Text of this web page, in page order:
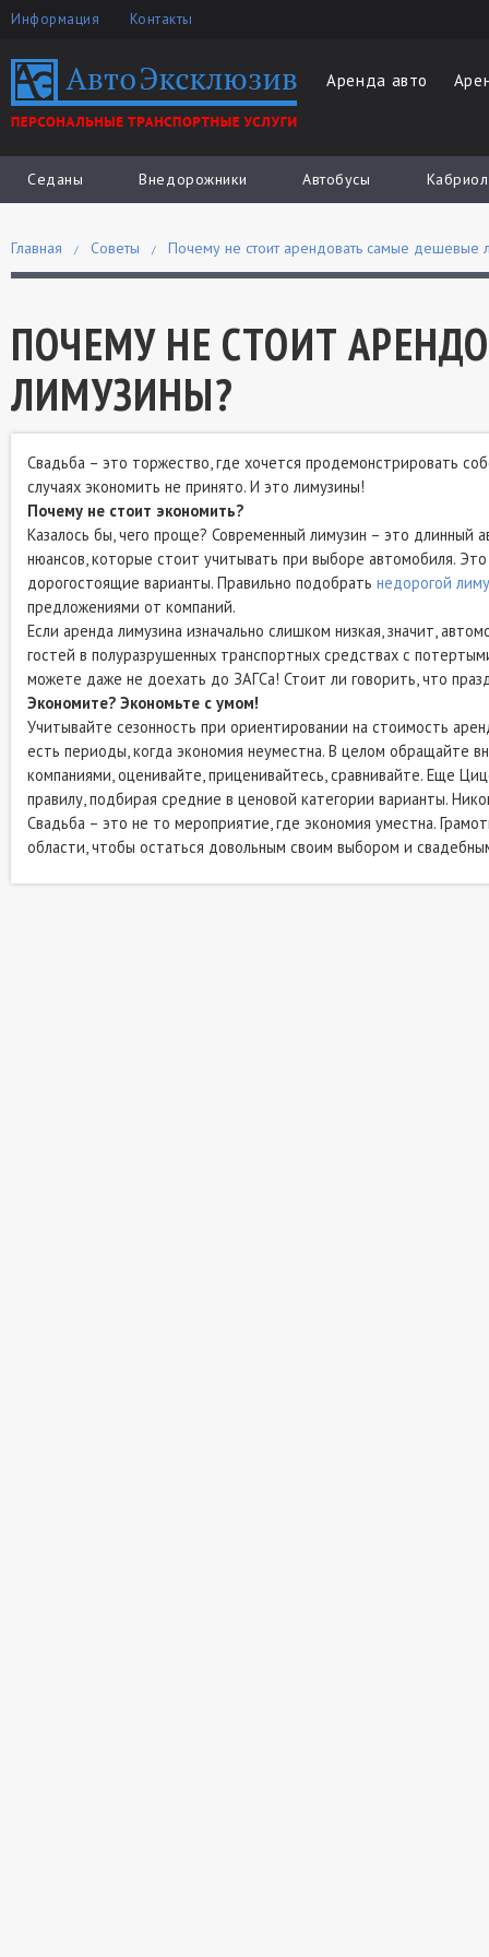
Информация Контакты
Аренда авто
Седаны Внедорожники Автобусы
Главная Советы Почему не стоит арендовать самые дешевые
ПОЧЕМУ НЕ СТОИТ
ЛИМУЗИНЫ?
Свадьба – это торжество, где хочется продемонстрировать
случаях экономить не принято. И это лимузины!
Почему не стоит экономить?
Казалось бы, чего проще? Современный лимузин – это длинный
нюансов, которые стоит учитывать при выборе автомобиля.
дорогостоящие варианты. Правильно подобрать недорогой
предложениями от компаний.
Если аренда лимузина изначально слишком низкая, значит,
гостей в полуразрушенных транспортных средствах с
можете даже не доехать до ЗАГСа! Стоит ли говорить, что
Экономите? Экономьте с умом!
Учитывайте сезонность при ориентировании на стоимость
есть периоды, когда экономия неуместна. В целом обращайте
компаниями, оценивайте, приценивайтесь, сравнивайте. Еще
правилу, подбирая средние в ценовой категории варианты.
Свадьба – это не то мероприятие, где экономия уместна.
области, чтобы остаться довольным своим выбором и